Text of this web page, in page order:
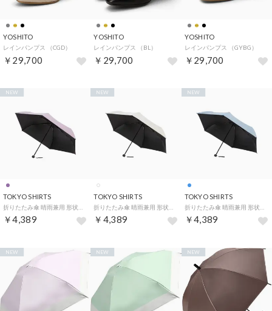
YOSHITO
レインパンプス （CGD）
￥29,700
YOSHITO
レインパンプス （BL）
￥29,700
YOSHITO
レインパンプス （GYBG）
￥29,700
TOKYO SHIRTS
￥4,389
NEW
TOKYO SHIRTS
￥4,389
NEW
TOKYO SHIRTS
￥4,389
NEW
NEW NEW NEW